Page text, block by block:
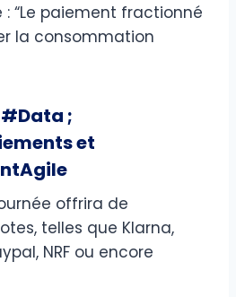
“Le paiement fractionné
la consommation
#Data ;
et
offrira de
telles que Klarna,
NRF ou encore